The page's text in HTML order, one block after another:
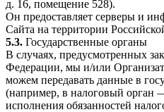
д. 16, помещение 528).
Он предоставляет серверы и
Сайта на территории
5.3. Государственные органы
В случаях, предусмотренных
Федерации, мы и/или
можем передавать данные в
(например, в налоговый орган
исполнения обязанностей